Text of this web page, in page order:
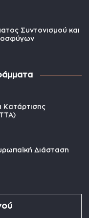
Συντονισμού και
Κατάρτισης
Διάσταση